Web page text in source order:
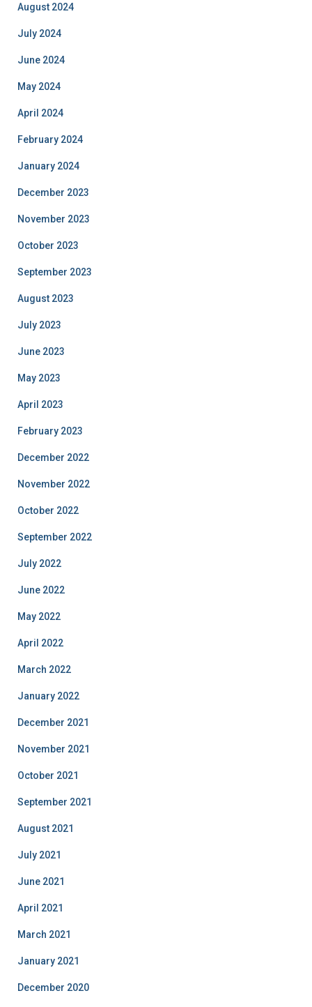
August 2024
July 2024
June 2024
May 2024
April 2024
February 2024
January 2024
December 2023
November 2023
October 2023
September 2023
August 2023
July 2023
June 2023
May 2023
April 2023
February 2023
December 2022
November 2022
October 2022
September 2022
July 2022
June 2022
May 2022
April 2022
March 2022
January 2022
December 2021
November 2021
October 2021
September 2021
August 2021
July 2021
June 2021
April 2021
March 2021
January 2021
December 2020